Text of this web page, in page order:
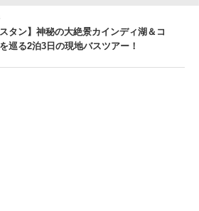
スタン】神秘の大絶景カインディ湖＆コ
巡る2泊3日の現地バスツアー！